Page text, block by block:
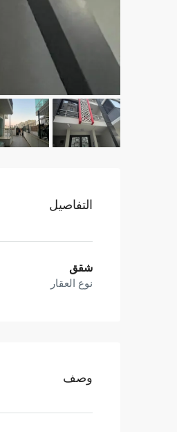
التفاصيل
شقق
نوع العقار
وصف